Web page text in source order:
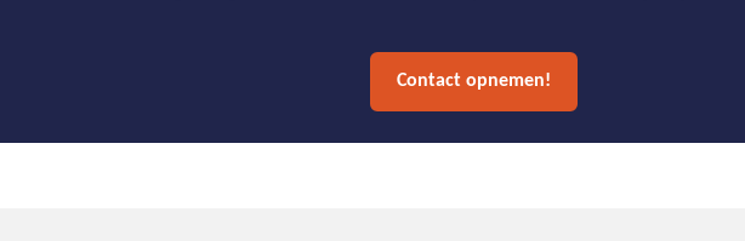
Contact opnemen!